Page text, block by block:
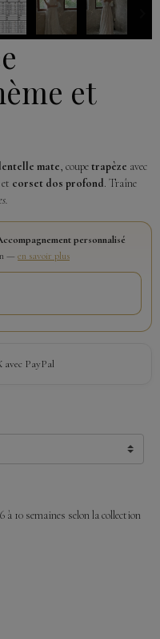
et
mate, coupetrapèze avec
et corset dos profond. Traîne
personnalisé
— en savoir plus
avec PayPal
10 semaines selon la collection